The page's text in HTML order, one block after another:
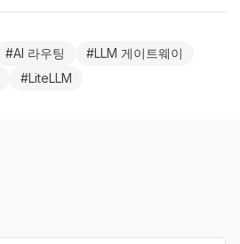
#AI 라우팅 #LLM 게이트웨이
#LiteLLM